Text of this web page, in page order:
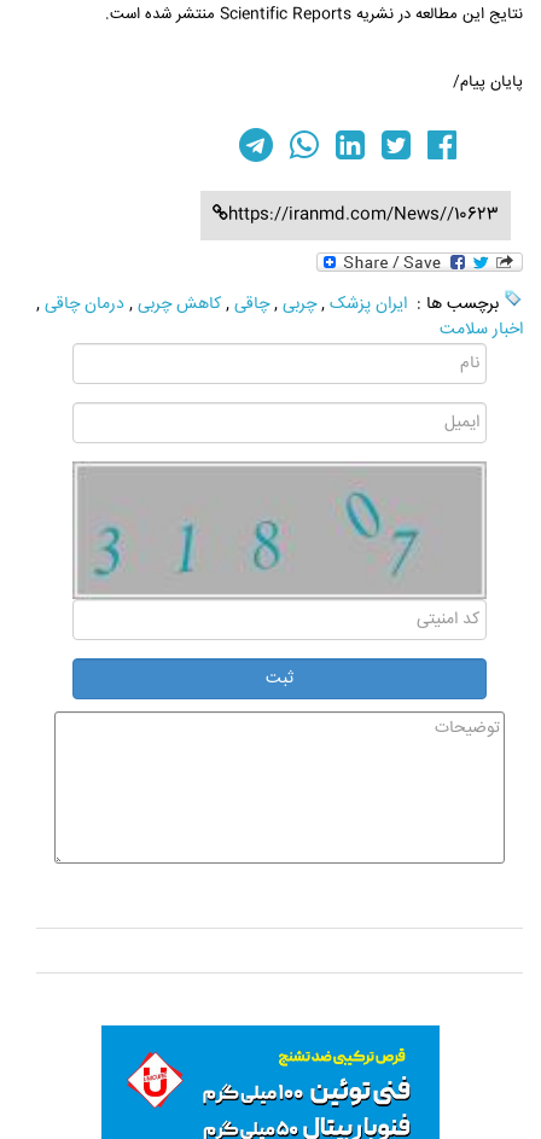
نتایج این مطالعه در نشریه Scientific Reports منتشر شده است.
پایان پیام/
https://iranmd.com/News//10623
برچسب ها : ایران پزشک,چربی,چاقی,کاهش چربی,درمان چاقی,
اخبار سلامت